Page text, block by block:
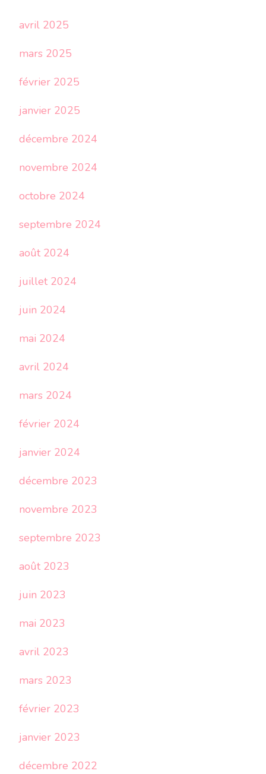
avril 2025
mars 2025
février 2025
janvier 2025
décembre 2024
novembre 2024
octobre 2024
septembre 2024
août 2024
juillet 2024
juin 2024
mai 2024
avril 2024
mars 2024
février 2024
janvier 2024
décembre 2023
novembre 2023
septembre 2023
août 2023
juin 2023
mai 2023
avril 2023
mars 2023
février 2023
janvier 2023
décembre 2022